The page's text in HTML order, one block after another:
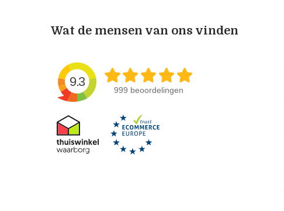
Wat de mensen van ons vinden
9.3
999 beoordelingen